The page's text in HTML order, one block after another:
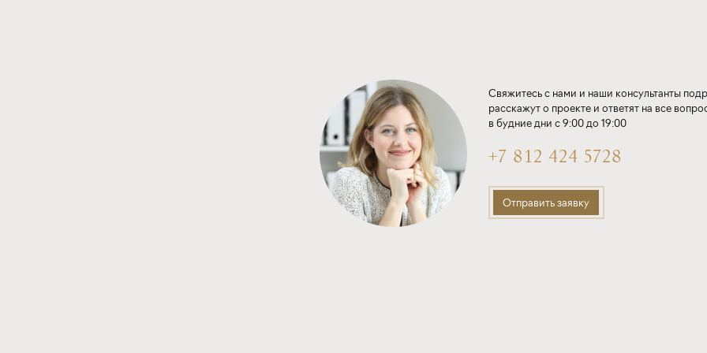
Свяжитесь с нами и наши консультанты
расскажут о проекте и ответят на все
в будние дни с 9:00 до 19:00
+7 812 424 5728
Отправить заявку